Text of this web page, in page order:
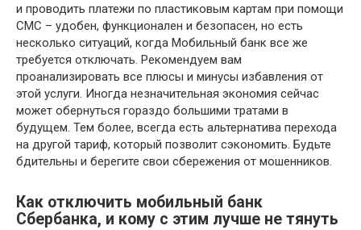
и проводить платежи по пластиковым картам при помощи
СМС – удобен, функционален и безопасен, но есть
несколько ситуаций, когда Мобильный банк все же
требуется отключать. Рекомендуем вам
проанализировать все плюсы и минусы избавления от
этой услуги. Иногда незначительная экономия сейчас
может обернуться гораздо большими тратами в
будущем. Тем более, всегда есть альтернатива перехода
на другой тариф, который позволит сэкономить. Будьте
бдительны и берегите свои сбережения от мошенников.
Как отключить мобильный банк
Сбербанка, и кому с этим лучше не тянуть